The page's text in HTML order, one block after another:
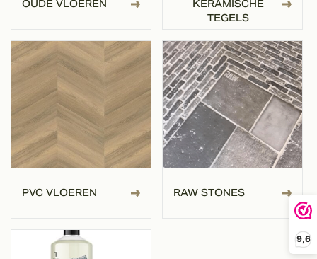
9,6
OUDE VLOEREN
KERAMISCHE
TEGELS
PVC VLOEREN RAW STONES